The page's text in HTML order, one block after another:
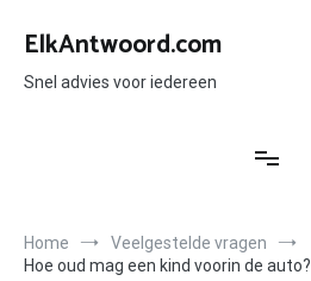
naar
inhoud
ElkAntwoord.com
Snel advies voor iedereen
Home
Veelgestelde vragen
Hoe oud mag een kind voorin de auto?